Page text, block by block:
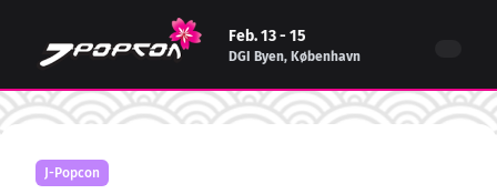
Feb. 13 - 15
DGI Byen, København
J-Popcon